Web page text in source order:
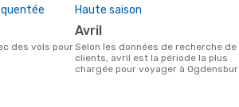
Haute saison
avril
Selon les données de recherche de nos
clients, avril est la période la plus
chargée pour voyager à